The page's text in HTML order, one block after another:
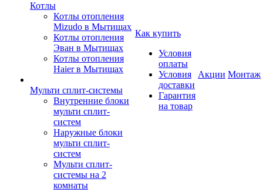
Котлы
Котлы отопления
Mizudo в Мытищах
Котлы отопления
Эван в Мытищах
Котлы отопления
Haier в Мытищах
Мульти сплит-системы
Внутренние блоки
мульти сплит-
систем
Наружные блоки
мульти сплит-
систем
Мульти сплит-
системы на 2
комнаты
Как купить
Условия
оплаты
Условия
доставки
Гарантия
на товар
Акции Монтаж